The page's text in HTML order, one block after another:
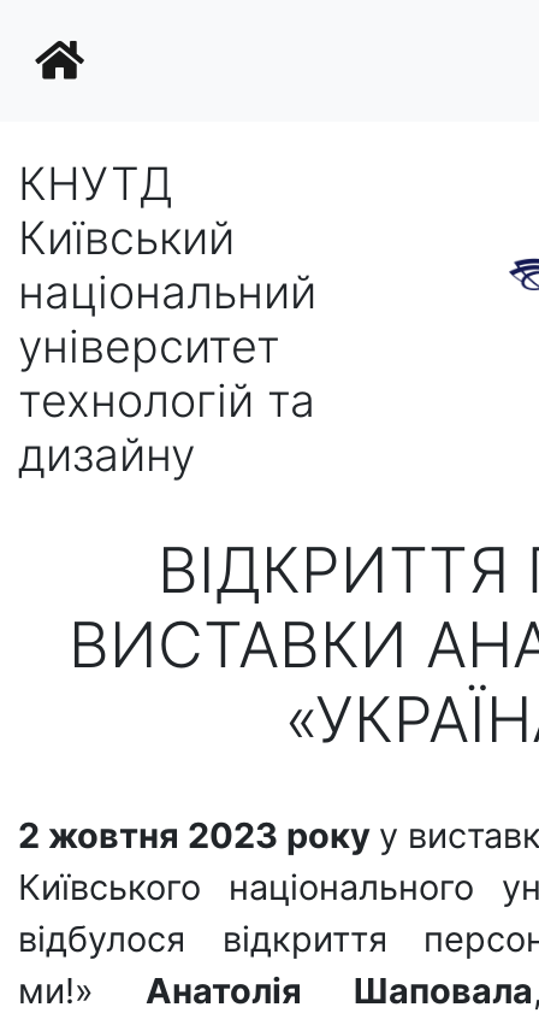
КНУТД
Київський
національний
університет
технологій та
дизайну
ВИСТАВКИ
2 жовтня 2023 року у
Київського національного
відбулося відкриття
ми!» Анатолія Шаповала